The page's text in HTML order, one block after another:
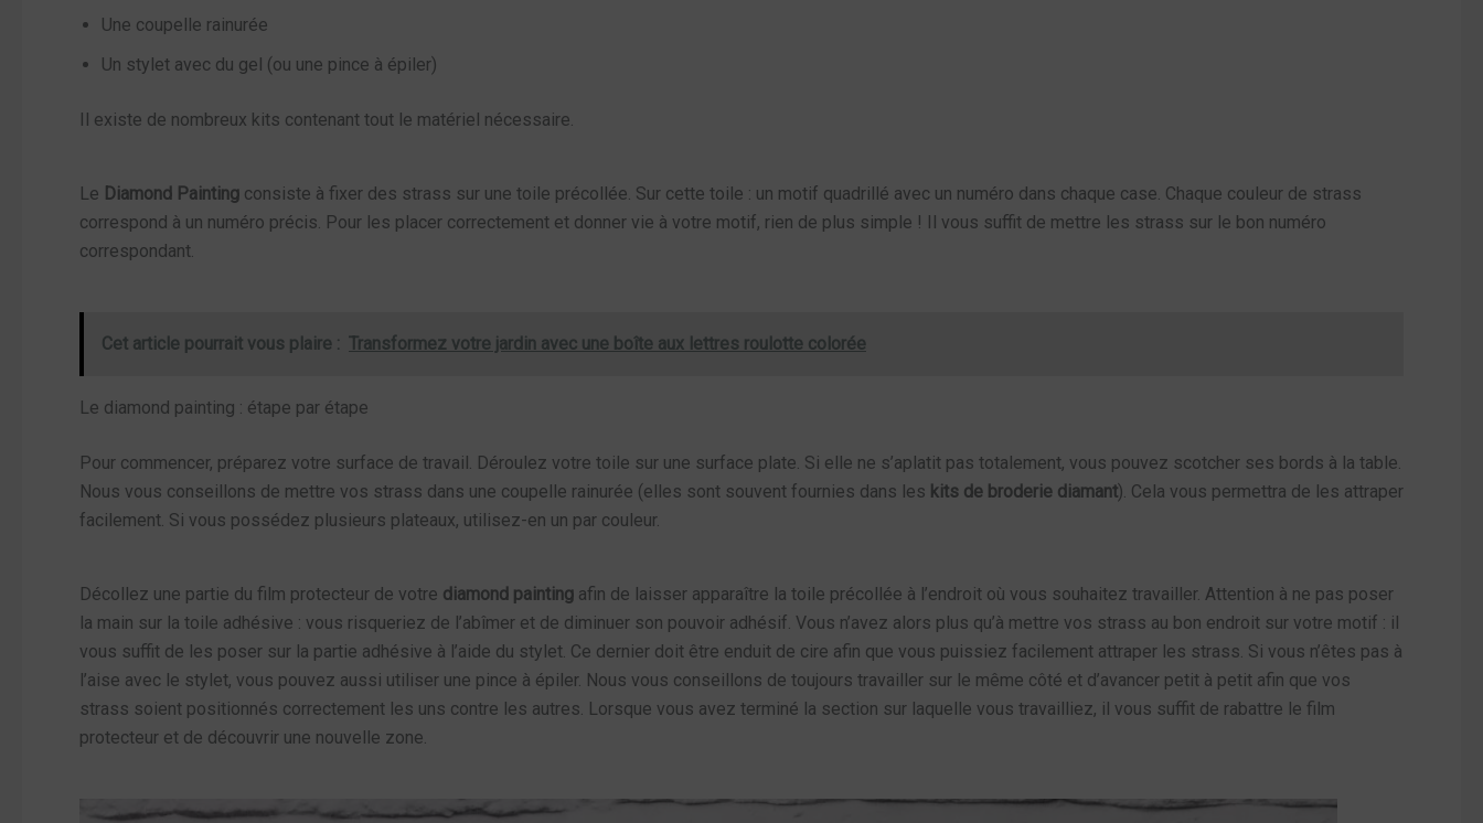
Une coupelle rainurée
Un stylet avec du gel (ou une pince à épiler)
Il existe de nombreux kits contenant tout le matériel nécessaire.
Le Diamond Painting consiste à fixer des strass sur une toile précollée. Sur cette toile : un motif quadrillé avec un numéro dans chaque case. Chaque couleur de strass
correspond à un numéro précis. Pour les placer correctement et donner vie à votre motif, rien de plus simple ! Il vous suffit de mettre les strass sur le bon numéro
correspondant.
Cet article pourrait vous plaire : Transformez votre jardin avec une boîte aux lettres roulotte colorée
Le diamond painting : étape par étape
Pour commencer, préparez votre surface de travail. Déroulez votre toile sur une surface plate. Si elle ne s’aplatit pas totalement, vous pouvez scotcher ses bords à la table.
Nous vous conseillons de mettre vos strass dans une coupelle rainurée (elles sont souvent fournies dans les kits de broderie diamant). Cela vous permettra de les attraper
facilement. Si vous possédez plusieurs plateaux, utilisez-en un par couleur.
Décollez une partie du film protecteur de votre diamond painting afin de laisser apparaître la toile précollée à l’endroit où vous souhaitez travailler. Attention à ne pas poser
la main sur la toile adhésive : vous risqueriez de l’abîmer et de diminuer son pouvoir adhésif. Vous n’avez alors plus qu’à mettre vos strass au bon endroit sur votre motif : il
vous suffit de les poser sur la partie adhésive à l’aide du stylet. Ce dernier doit être enduit de cire afin que vous puissiez facilement attraper les strass. Si vous n’êtes pas à
l’aise avec le stylet, vous pouvez aussi utiliser une pince à épiler. Nous vous conseillons de toujours travailler sur le même côté et d’avancer petit à petit afin que vos
strass soient positionnés correctement les uns contre les autres. Lorsque vous avez terminé la section sur laquelle vous travailliez, il vous suffit de rabattre le film
protecteur et de découvrir une nouvelle zone.